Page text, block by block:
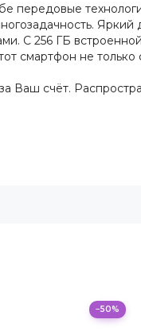
передовые
С 256 ГБ
смартфон не
Ваш счёт.
−50%